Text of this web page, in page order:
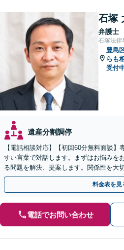
石塚
弁護士
石塚法律
豊島
らも
受付
遺産分割調停
【電話相談対応】【初回60分無料面談
すい言葉で対話します。まずはお悩みを
る問題を解決、提案します。関係性を大
利益を守ります【夜間休日対応】【カー
料金表を見
電話でお問い合わせ